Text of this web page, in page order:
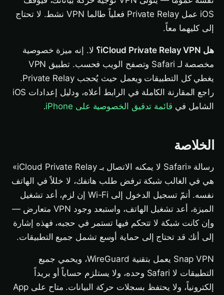
iOS عمل Private Relay فعلياً طالما VPN نشط. لا تحتاج
إلى كليهما معاً.
هل iCloud Private Relay VPN؟
لا. إنه ميزة خصوصية
مخصصة لـ Safari وتصفح الويب فحسب. تطبيق VPN
يغطي كل التطبيقات ويعمل حيث يُحجب Private Relay.
راجع المقارنة الكاملة في الرابط أعلاه، ودليل إعدادات iOS
الشامل في قائمة تدقيق الخصوصية على iPhone .
الخلاصة
رسالة «Safari لا يمكنه الاتصال بـ iCloud Private Relay»
هي في الغالب شبكة ترفض طلب هاتفك، لا خللاً في الهاتف
نفسه. أتمّ تسجيل الدخول إلى Wi-Fi إن لزم، أعد تشغيل
الميزة، أعد تشغيل الهاتف، واستبعد وجود VPN متعارض —
وإن كانت شبكة لا تتحكم فيها تستمر في حجبه، فهذه إشارة
إلى أنك قد تحتاج إلى حماية أوسع تشمل جميع التطبيقات.
Snap VPN يعمل بتقنية WireGuard، ويحمي جميع
التطبيقات لا Safari وحده، ولا يستلزم حساباً أو بريداً
إلكترونياً، ولا يحتفظ بسجلات حركة البيانات. متاح على App